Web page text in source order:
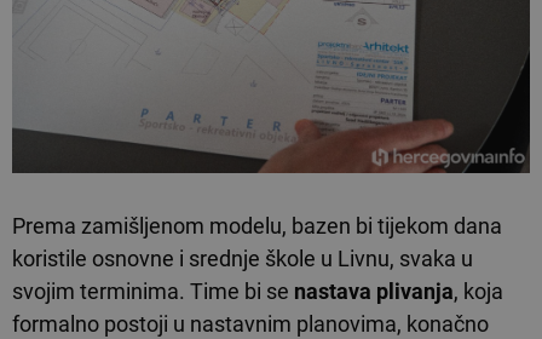
Prema zamišljenom modelu, bazen bi tijekom dana
koristile osnovne i srednje škole u Livnu, svaka u
svojim terminima. Time bi se nastava plivanja, koja
formalno postoji u nastavnim planovima, konačno